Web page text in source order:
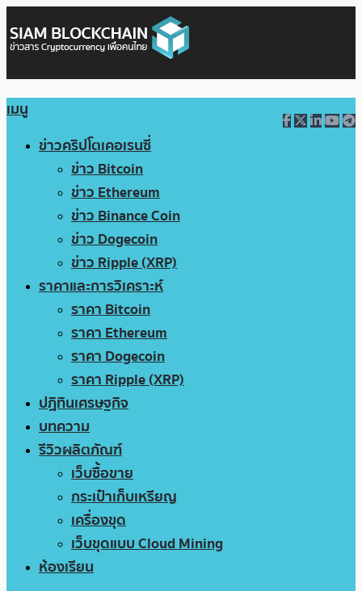
เมนู
ข่าวคริปโตเคอเรนซี่
ข่าว Bitcoin
ข่าว Ethereum
ข่าว Binance Coin
ข่าว Dogecoin
ข่าว Ripple (XRP)
ราคาและการวิเคราะห์
ราคา Bitcoin
ราคา Ethereum
ราคา Dogecoin
ราคา Ripple (XRP)
ปฏิทินเศรษฐกิจ
บทความ
รีวิวผลิตภัณฑ์
เว็บซื้อขาย
กระเป๋าเก็บเหรียญ
เครื่องขุด
เว็บขุดแบบ Cloud Mining
ห้องเรียน